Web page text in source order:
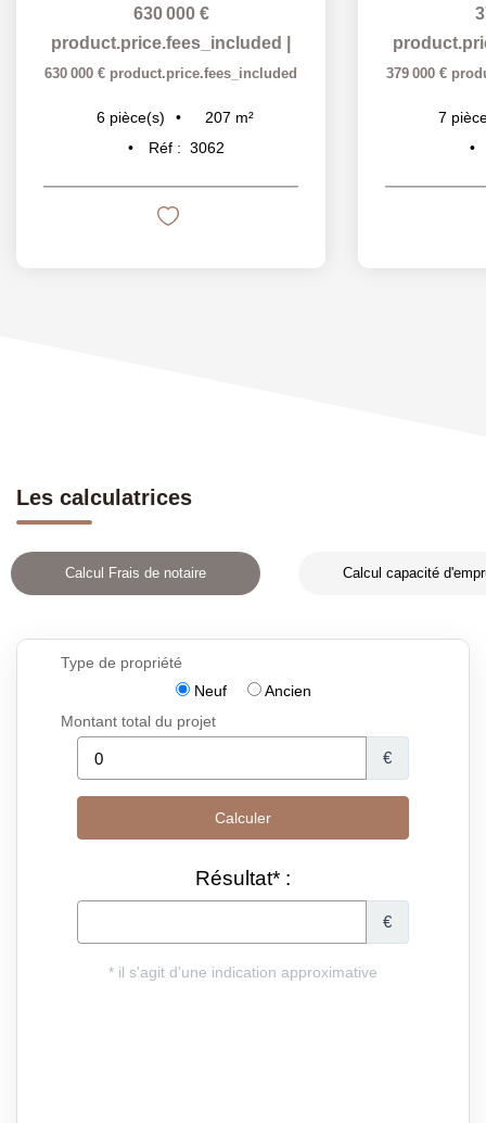
630 000 €
product.price.fees_included
630 000 € product.price.fees_included
6 pièce(s) 207 m²
Réf : 3062
379 000 €
7
Les calculatrices
Calcul Frais de notaire Calcul capacité